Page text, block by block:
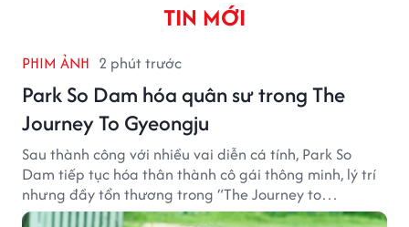
TIN MỚI
PHIM ẢNH 2 phút trước
Park So Dam hóa quân sư trong The
Journey To Gyeongju
Sau thành công với nhiều vai diễn cá tính, Park So
Dam tiếp tục hóa thân thành cô gái thông minh, lý trí
nhưng đầy tổn thương trong “The Journey to
Gyeongju”.